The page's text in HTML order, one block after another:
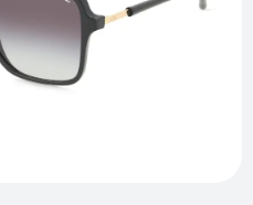
كاملة 100% من أشعة
الضارة، العدسات بتيجي
التوهج القوي والأشعة
العين بالكامل وتضمن لِك